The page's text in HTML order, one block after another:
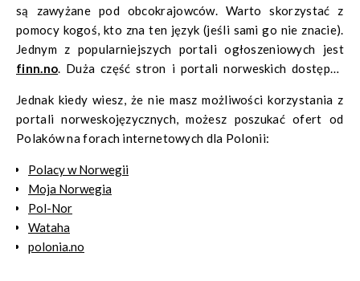
są zawyżane pod obcokrajowców. Warto skorzystać z
pomocy kogoś, kto zna ten język (jeśli sami go nie znacie).
Jednym z popularniejszych portali ogłoszeniowych jest
finn.no. Duża część stron i portali norweskich dostępna
rentberry.com).
Jednak kiedy wiesz, że nie masz możliwości korzystania z
portali norweskojęzycznych, możesz poszukać ofert od
Polaków na forach internetowych dla Polonii:
Polacy w Norwegii
Moja Norwegia
Pol-Nor
Wataha
polonia.no